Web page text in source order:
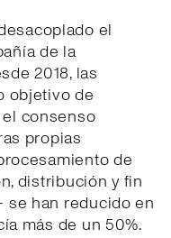
el
de la
2018, las
objetivo de
consenso
propias
de
distribución y fin
se han reducido en
más de un 50%.